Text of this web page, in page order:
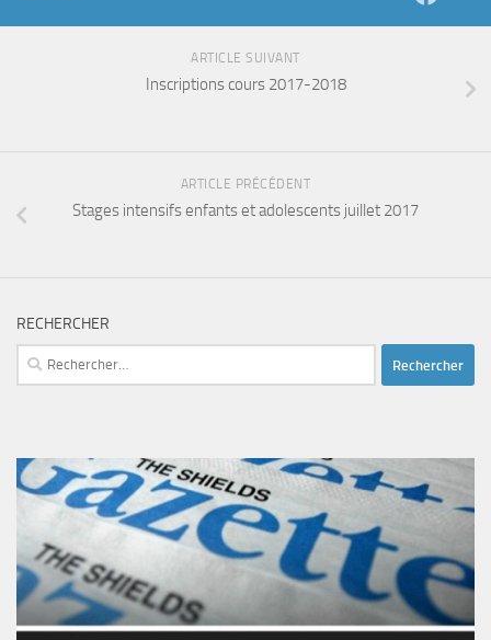
ARTICLE SUIVANT
Inscriptions cours 2017-2018
ARTICLE PRÉCÉDENT
Stages intensifs enfants et adolescents juillet 2017
RECHERCHER
Rechercher :